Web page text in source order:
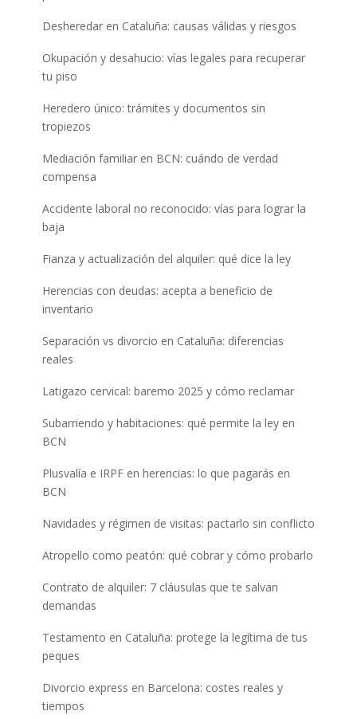
Desheredar en Cataluña: causas válidas y riesgos
Okupación y desahucio: vías legales para recuperar
tu piso
Heredero único: trámites y documentos sin
tropiezos
Mediación familiar en BCN: cuándo de verdad
compensa
Accidente laboral no reconocido: vías para lograr la
baja
Fianza y actualización del alquiler: qué dice la ley
Herencias con deudas: acepta a beneficio de
inventario
Separación vs divorcio en Cataluña: diferencias
reales
Latigazo cervical: baremo 2025 y cómo reclamar
Subarriendo y habitaciones: qué permite la ley en
BCN
Plusvalía e IRPF en herencias: lo que pagarás en
BCN
Navidades y régimen de visitas: pactarlo sin conflicto
Atropello como peatón: qué cobrar y cómo probarlo
Contrato de alquiler: 7 cláusulas que te salvan
demandas
Testamento en Cataluña: protege la legítima de tus
peques
Divorcio express en Barcelona: costes reales y
tiempos